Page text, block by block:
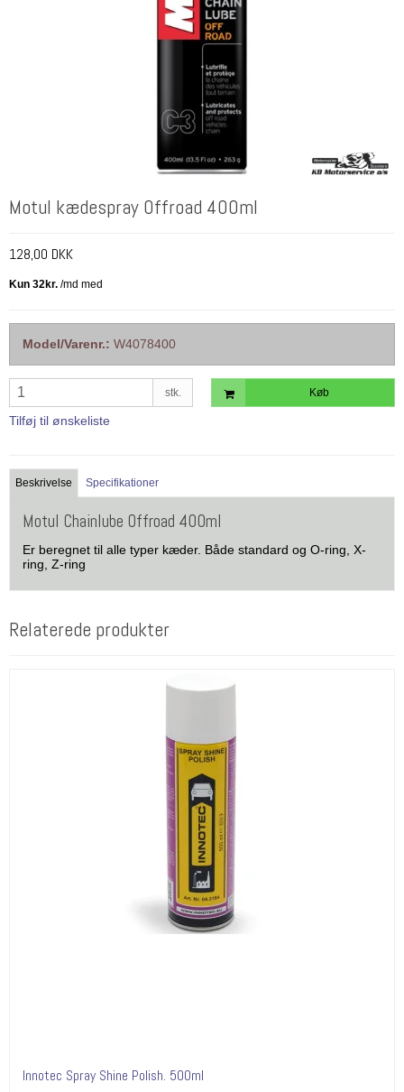
Motul kædespray Offroad 400ml
128,00 DKK
Model/Varenr.: W4078400
stk. Køb
Tilføj til ønskeliste
Beskrivelse Specifikationer
Motul Chainlube Offroad 400ml
Er beregnet til alle typer kæder. Både standard og O-ring, X-
ring, Z-ring
Relaterede produkter
Innotec Spray Shine Polish. 500ml